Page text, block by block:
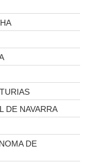
DE NAVARRA
DE